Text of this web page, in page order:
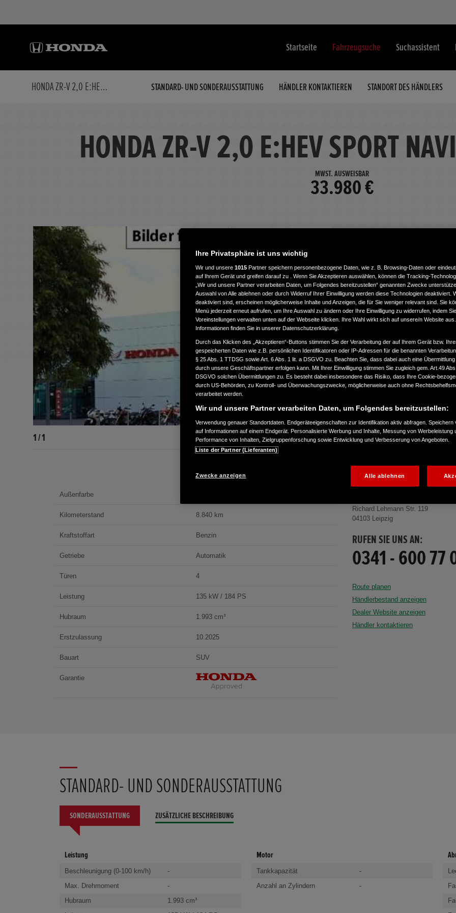
Startseite Fahrzeugsuche Suchassistent
HONDA ZR-V 2,0 E:HEV SPORT NAVI/LED/KAMERA STANDARD- UND SONDERAUSSTATTUNG HÄNDLER KONTAKTIEREN STANDORT DES HÄNDLERS
HONDA ZR-V 2,0 E:HEV SPORT
MWST. AUSWEISBAR
33.980 €
1 / 1
Außenfarbe
Kilometerstand 8.840 km
Kraftstoffart Benzin
Getriebe Automatik
Türen 4
Leistung 135 kW / 184 PS
Hubraum 1.993 cm³
Erstzulassung 10.2025
Bauart SUV
Garantie
Richard Lehmann Str. 119
04103 Leipzig
RUFEN SIE UNS AN:
0341 - 600 77
Route planen
Händlerbestand anzeigen
Dealer Website anzeigen
Händler kontaktieren
STANDARD- UND SONDERAUSSTATTUNG
SONDERAUSSTATTUNG ZUSÄTZLICHE BESCHREIBUNG
Leistung
Beschleunigung (0-100 km/h)
-
Max. Drehmoment
-
Hubraum
1.993 cm³
Motor
Tankkapazität
-
Anzahl an Zylindern
-
Ihre Privatsphäre ist uns wichtig
Wir und unsere 1015 Partner speichern personenbezogene Daten, wie z. B. Browsing-Daten oder
auf Ihrem Gerät und greifen darauf zu . Wenn Sie Akzeptieren auswählen, können die Tracking-
„Wir und unsere Partner verarbeiten Daten, um Folgendes bereitzustellen“ genannten Zwecke
Auswahl von Alle ablehnen oder durch Widerruf Ihrer Einwilligung werden diese Technologien deaktiviert.
deaktiviert sind, erscheinen möglicherweise Inhalte und Anzeigen, die für Sie weniger relevant sind. Sie
Menü jederzeit erneut aufrufen, um Ihre Auswahl zu ändern oder Ihre Einwilligung zu widerrufen, indem
Voreinstellungen verwalten unten auf der Webseite klicken. Ihre Wahl wirkt sich auf unsere/n Website
Informationen finden Sie in unserer Datenschutzerklärung.
Durch das Klicken des „Akzeptieren“-Buttons stimmen Sie der Verarbeitung der auf Ihrem Gerät bzw.
gespeicherten Daten wie z.B. persönlichen Identifikatoren oder IP-Adressen für die benannten
§ 25 Abs. 1 TTDSG sowie Art. 6 Abs. 1 lit. a DSGVO zu. Beachten Sie, dass dabei auch eine Übermittlung
durch unsere Geschäftspartner erfolgen kann. Mit Ihrer Einwilligung stimmen Sie zugleich gem. Art.49
DSGVO solchen Übermittlungen zu. Es besteht dabei insbesondere das Risiko, dass Ihre Cookie-
durch US-Behörden, zu Kontroll- und Überwachungszwecke, möglicherweise auch ohne
verarbeitet werden.
Wir und unsere Partner verarbeiten Daten, um Folgendes bereitzustellen:
Verwendung genauer Standortdaten. Endgeräteeigenschaften zur Identifikation aktiv abfragen. Speichern
auf Informationen auf einem Endgerät. Personalisierte Werbung und Inhalte, Messung von Werbeleistung
Performance von Inhalten, Zielgruppenforschung sowie Entwicklung und Verbesserung von Angeboten.
Liste der Partner (Lieferanten)
Zwecke anzeigen Alle ablehnen